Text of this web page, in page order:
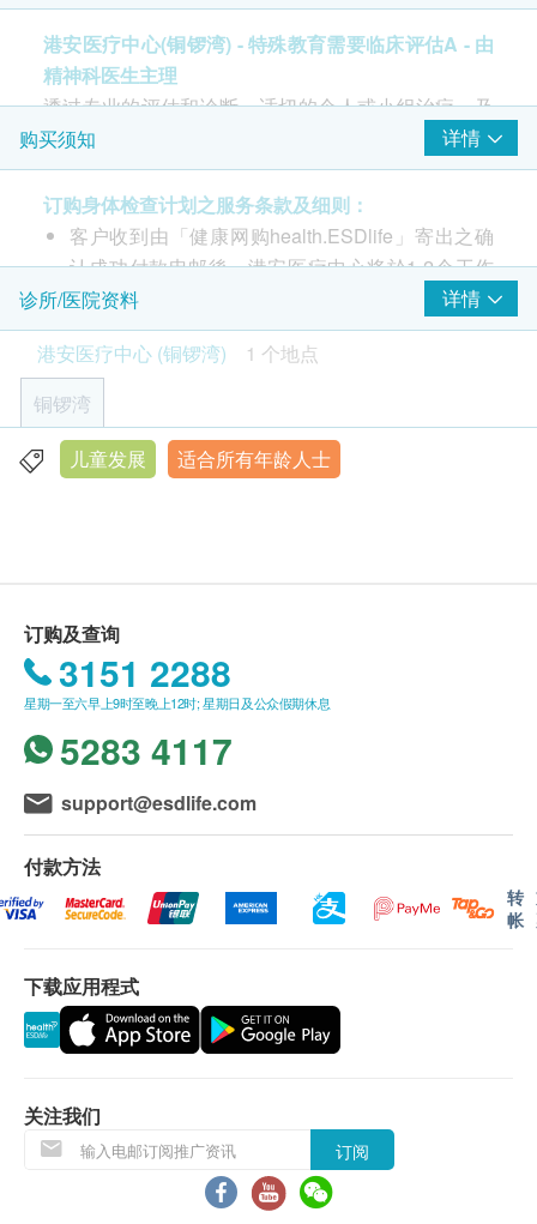
港安医疗中心(铜锣湾) - 特殊教育需要临床评估A - 由
精神科医生主理
透过专业的评估和诊断、适切的个人或小组治疗，及
早给予治疗及培育，与家庭和学校联系，帮助他们发
挥潜能及掌握适应社会的生活技能。与夸专业团队(临
床心理学家/职业治疗师/言语治疗师)合作，并按时需
要提供适时转介，
针对患有特殊教育需要(例如专注力不足过动活跃症和
自闭症谱系障碍) 的儿童，港安医疗中心有一套全面
的临床评估配套（附有评估报告），以制定诊断及个
人化的治疗方案。
评估诊断范围：
特殊学习需要-专注力不足/过度活跃症、自闭症谱系
临床需要而有所不同。
报告安排:如需要学校报告，可以额外
书面报告一份。
购买须知 详情
订购身体检查计划之服务条款及细则：
客户收到由「健康网购health.ESDlife」寄出之确
认成功付款电邮後，港安医疗中心将於1-2个工作
天内，致电客户预约身体检查的时间及地点。客户
亦可于订单确认后1个工作天致电港安医疗中心 (铜
锣湾)查询 (电话: 2782 2202)
客户必须於预约当天出示身份证及列印订购确认信
以确认身份。
本身体检查计划有效期为6个月，客户必须於6个月
内(由确认付款日期起计)接受有关检查，逾期作
化验项目所需时间或客人指明特定时段) 而有所延
长。
订购一经确认，不设更改已订购的计划，转让给第
叁者及／或退款。
所有体格检查并非作为医务诊断或治疗用途。
疫苗注射服务计划有效期为6个月，客户必须于6个
月内 (由确认付款日期起计) 接受有关服务，客户需
提前1个月预约相关服务，逾期作废。
疫苗注射服务必须经医生评估是否适合进行疫苗注
射， 并由注册医护人员负责注射程序。如医生认
$300，余下差额将会退回。如有争议，健康网购
health.ESDlife及宝血医院将保留最后决定权。
疫苗注射均由注册医护人员负责注射程序。
如有任何争议，「健康网购health.ESDlife」及港
安医疗中心保留最终决定权。
诊所/医院资料
详情
港安医疗中心 (铜锣湾)
1 个地点
铜锣湾
銅鑼灣恩平道28號利園二期26樓2601室
儿童发展 适合所有年龄人士
订购及查询
3151 2288
星期一至六早上9时至晚上12时; 星期日及公众假期休息
5283 4117
support@esdlife.com
付款方法
转
帐
下载应用程式
关注我们
订阅